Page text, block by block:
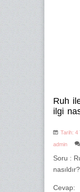
Ruh
ilgi
Tarih: 4
admin
Soru :
nasıldır?
Cevap: